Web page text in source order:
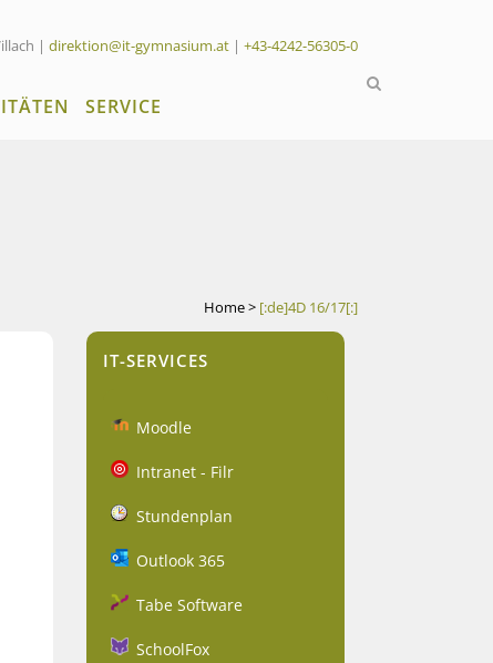
| direktion@it-gymnasium.at | +43-4242-56305-0
SERVICE
Home> [:de]4D 16/17[:]
IT-SERVICES
Moodle
Intranet - Filr
Stundenplan
Outlook 365
Tabe Software
SchoolFox